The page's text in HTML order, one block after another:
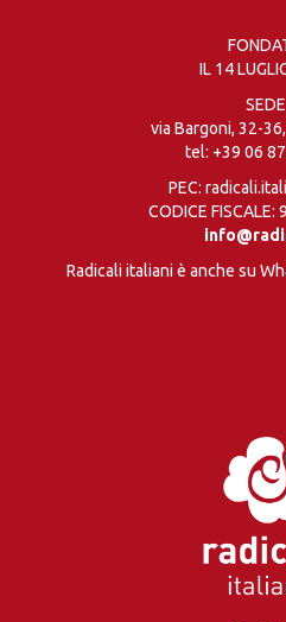
IL 14
SEDE
via Bargoni, 32-
tel: +39 06
PEC:
CODICE
Radicali italiani è anche su